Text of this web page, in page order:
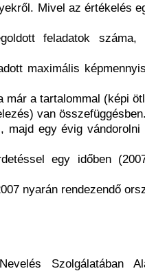
Mivel az értékelés
feladatok száma,
maximális
már a tartalommal (képi
van
majd egy évig vándorolni
egy időben
nyarán rendezendő
Szolgálatában